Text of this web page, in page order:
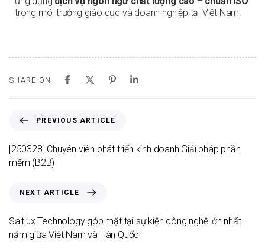
trong môi trường giáo dục và doanh nghiệp tại Việt Nam.
SHARE ON
PREVIOUS ARTICLE
[250328] Chuyên viên phát triển kinh doanh Giải pháp phần
mềm (B2B)
NEXT ARTICLE
Saltlux Technology góp mặt tại sự kiện công nghệ lớn nhất
năm giữa Việt Nam và Hàn Quốc